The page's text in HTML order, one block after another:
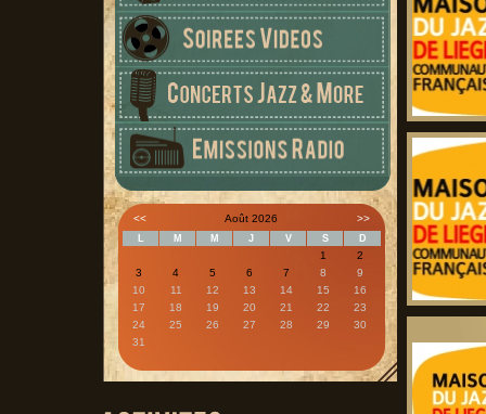
<< Août 2026 >>
L M M J V S D
1
2
3
4 5 6 7 8
9
10
11 12 13 14 15
16
17
18 19 20 21 22
23
24
25 26 27 28 29
30
31